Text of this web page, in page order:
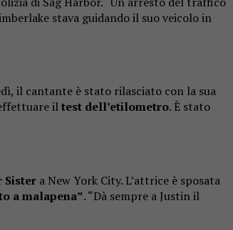
stava guidando il suo veicolo in
il cantante è stato rilasciato con la sua
iltest dell’etilometro. È stato
Sister a New York City. L’attrice è sposata
a malapena”. “Dà sempre a Justin il